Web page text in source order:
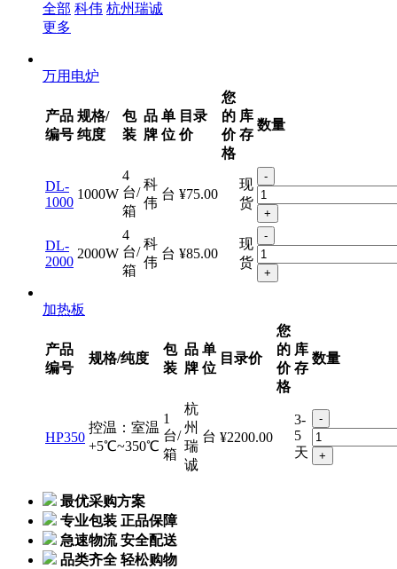
全部 科伟 杭州瑞诚
更多
万用电炉
产品
编号
规格/
纯度
包
装
品
牌
单
位
目录
价
您
的
价
格
库
存
数量
DL-
1000
1000W
4
台/
箱
科
伟
台 ¥75.00
现
货
-
+
DL-
2000
2000W
4
台/
箱
科
伟
台 ¥85.00
现
货
-
+
加热板
产品
编号
规格/纯度
包
装
品
牌
单
位
目录价
您
的
价
格
库
存
数量
HP350
控温：室温
+5℃~350℃
1
台/
箱
杭
州
瑞
诚
台 ¥2200.00
3-
5
天
-
+
最优采购方案
专业包装 正品保障
急速物流 安全配送
品类齐全 轻松购物